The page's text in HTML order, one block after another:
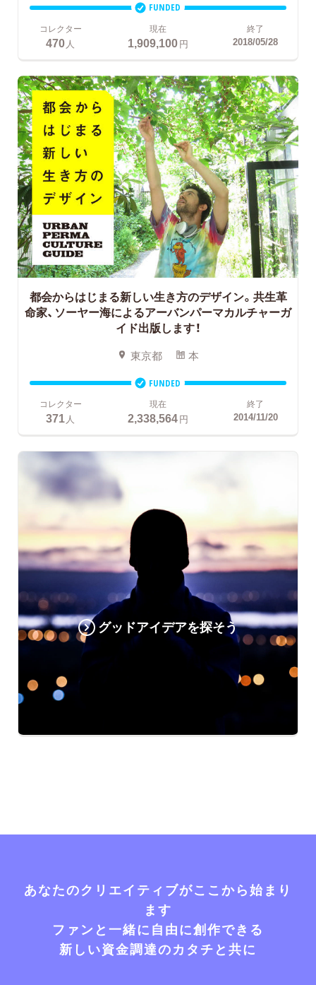
FUNDED
コレクター
470 人
現在
1,909,100円
終了
2018/05/28
都会からはじまる新しい生き方のデザイン。共生革
命家、ソーヤー海によるアーバンパーマカルチャーガ
イド出版します！
東京都 本
FUNDED
コレクター
371人
現在
2,338,564円
終了
2014/11/20
グッドアイデアを探そう
あなたのクリエイティブがここから始まり
ます
ファンと一緒に自由に創作できる
新しい資金調達のカタチと共に